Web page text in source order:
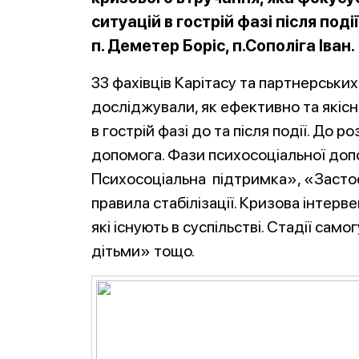
ситуацій в гострій фазі після
п. Деметер Боріс, п.Сополіга Іван.
33 фахівців Карітасу та
досліджували, як ефективно та
в гострій фазі до та після події. До
допомога. Фази психосоціальної
Психосоціальна підтримка»,
правила стабілізації. Кризова
які існують в суспільстві. Стадії
дітьми» тощо.